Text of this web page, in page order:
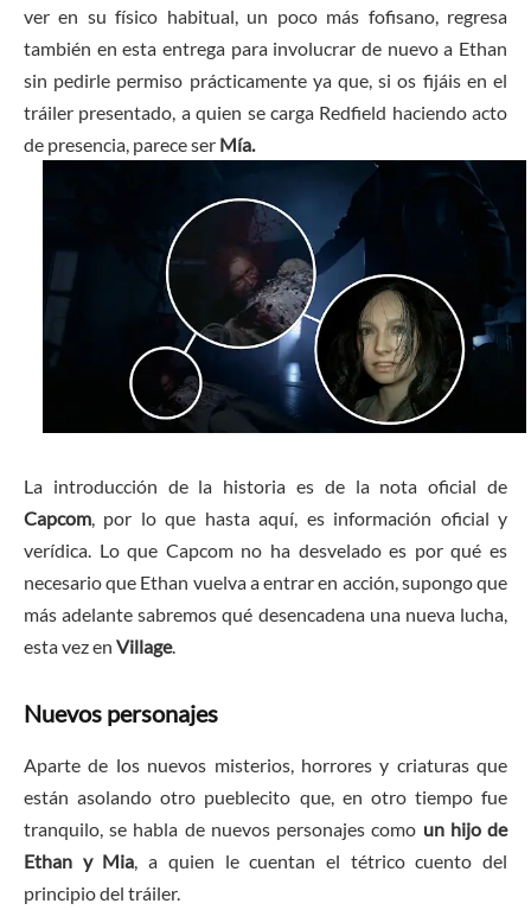
ver en su físico habitual, un poco más fofisano, regresa
también en esta entrega para involucrar de nuevo a Ethan
sin pedirle permiso prácticamente ya que, si os fijáis en el
tráiler presentado, a quien se carga Redfield haciendo acto
de presencia, parece ser Mía.
La introducción de la historia es de la nota oficial de
Capcom, por lo que hasta aquí, es información oficial y
verídica. Lo que Capcom no ha desvelado es por qué es
necesario que Ethan vuelva a entrar en acción, supongo que
más adelante sabremos qué desencadena una nueva lucha,
esta vez en Village.
Nuevos personajes
Aparte de los nuevos misterios, horrores y criaturas que
están asolando otro pueblecito que, en otro tiempo fue
tranquilo, se habla de nuevos personajes como un hijo de
Ethan y Mia, a quien le cuentan el tétrico cuento del
principio del tráiler.